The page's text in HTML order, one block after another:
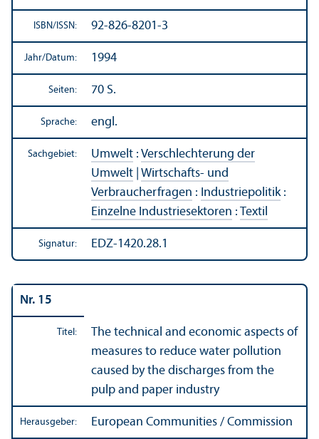
ISBN/ ISSN: 92-826-8201-3
Jahr/Datum: 1994
Seiten: 70 S.
Sprache: engl.
Sachgebiet: Umwelt : Verschlechterung der
Umwelt Wirtschafts- und
Verbraucherfragen : Industriepolitik:
Einzelne Industriesektoren : Textil
Signatur: EDZ-1420.28.1
Nr. 15
Titel:
The technical and economic aspects of
measures to reduce water pollution
caused by the discharges from the
pulp and paper industry
Herausgeber: European Communities / Commission